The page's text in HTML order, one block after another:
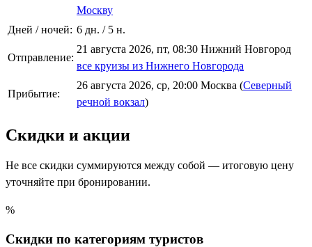
Москву
Дней / ночей: 6 дн. / 5 н.
Отправление:
21 августа 2026, пт, 08:30 Нижний Новгород
все круизы из Нижнего Новгорода
Прибытие:
26 августа 2026, ср, 20:00 Москва (Северный
речной вокзал)
Скидки и акции
Не все скидки суммируются между собой — итоговую цену
уточняйте при бронировании.
%
Скидки по категориям туристов